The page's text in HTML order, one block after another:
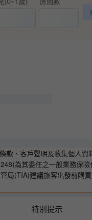
、客戶聲明及收集個人
為其委任之一般業務保
局(TIA)建議旅客出發前購
特別提示